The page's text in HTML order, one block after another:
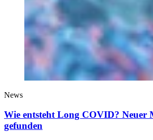
News
Wie entsteht Long COVID? Neuer
gefunden